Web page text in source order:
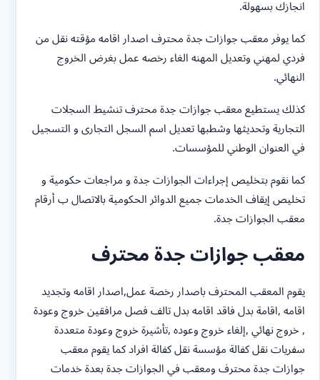
انجازك بسهولة.
كما يوفر معقب جوازات جدة محترف اصدار اقامه مؤقته نقل من
فردي لمهني وتعديل المهنه الغاء رخصه عمل بغرض الخروج
النهائي.
كذلك يستطيع معقب جوازات جدة محترف تنشيط السجلات
التجارية وتحديثها وشطبها تعديل اسم السجل التجارى و التسجيل
في العنوان الوطني للمؤسسات.
كما نقوم بتخليص إجراءات الجوازات جدة و مراجعات حكومية و
تخليص إيقاف الخدمات جميع ‏الدوائر الحكومية بالاتصال ب أرقام
معقب الجوازات جدة.
معقب جوازات جدة محترف
يقوم المعقب المحترف باصدار رخصة عمل,اصدار اقامه وتجديد
اقامه ,اقامة بدل فاقد اقامه بدل تالف فصل مرافقين خروج وعودة
, خروج نهائي ,إلغاء خروج وعوده ,تأشيرة خروج وعودة متعددة
سفريات نقل كفالة مؤسسة نقل كفالة افراد كما يقوم معقب
جوازات جدة محترف ومعقب في الجوازات جدة بعدة خدمات